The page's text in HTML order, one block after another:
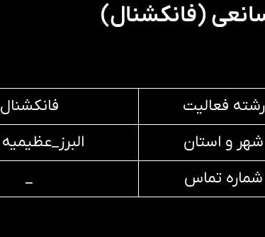
(فانکشنال)
رشته فعالیت
فانکشنال
شهر و استان
شماره تماس
_